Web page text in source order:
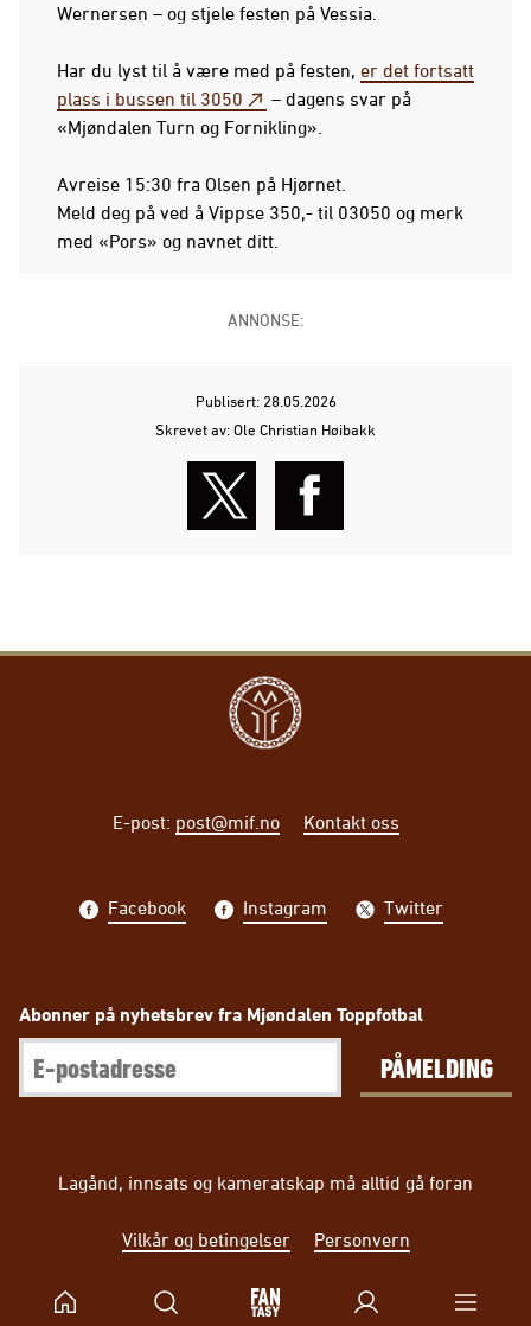
Wernersen – og stjele festen på Vessia.
Har du lyst til å være med på festen, er det fortsatt
plass i bussen til 3050
– dagens svar på
«Mjøndalen Turn og Fornikling».
Avreise 15:30 fra Olsen på Hjørnet.
Meld deg på ved å Vippse 350,- til 03050 og merk
med «Pors» og navnet ditt.
ANNONSE:
Publisert: 28.05.2026
Skrevet av: Ole Christian Høibakk
E-post: post@mif.no Kontakt oss
Facebook Instagram Twitter
Abonner på nyhetsbrev fra Mjøndalen Toppfotbal
PÅMELDING
Lagånd, innsats og kameratskap må alltid gå foran
Vilkår og betingelser Personvern